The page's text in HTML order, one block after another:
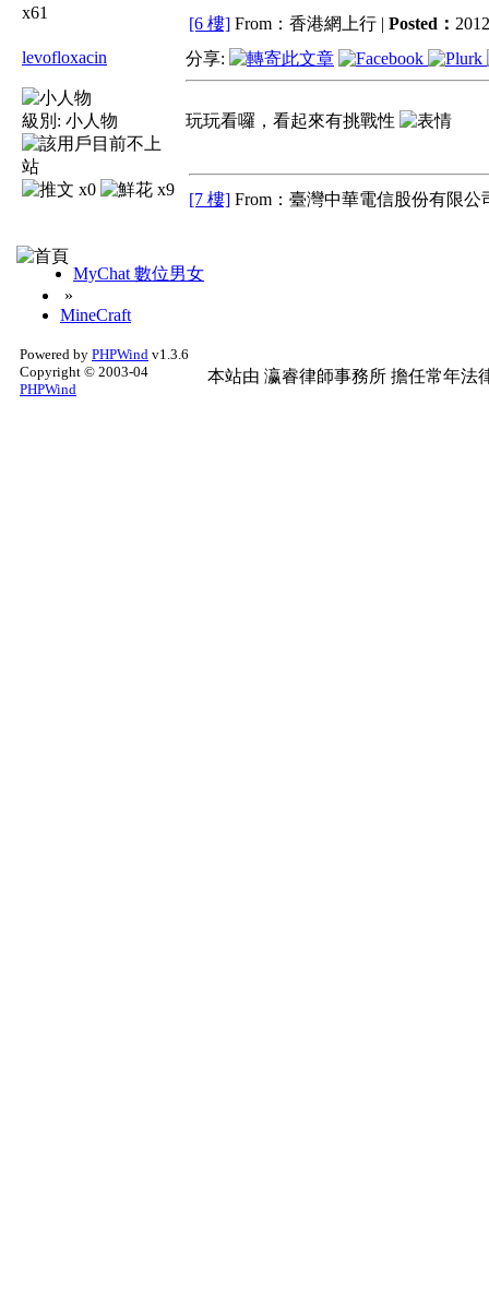
x61
[6 樓] From：香港網上行 | Posted：
levofloxacin
級別: 小人物
x0 x9
分享:
玩玩看囉，看起來有挑戰性
[7 樓] From：臺灣中華電信股份有限公
MyChat 數位男女
»
MineCraft
Powered by PHPWind v1.3.6
Copyright © 2003-04
PHPWind
本站由 瀛睿律師事務所 擔任常年法